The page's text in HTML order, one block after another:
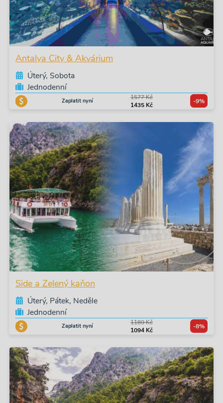
Antalya City & Akvárium
Úterý, Sobota
Jednodenní
Zaplatit nyní
1577 Kč
1435 Kč
-9%
Side a Zelený kaňon
Úterý, Pátek, Neděle
Jednodenní
Zaplatit nyní
1189 Kč
1094 Kč
-8%